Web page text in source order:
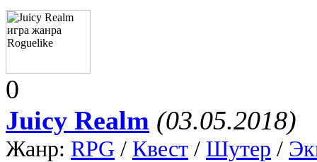
0
Juicy Realm (03.05.2018)
Жанр: RPG / Квест / Шутер /